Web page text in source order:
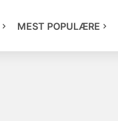
MEST POPULÆRE